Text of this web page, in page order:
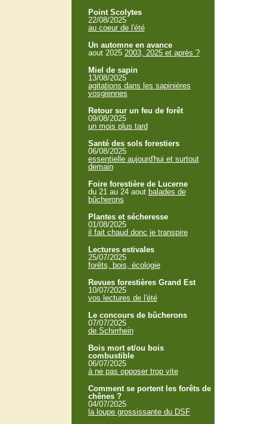
Point Scolytes
22/08/2025
au coeur de l'été
Un automne en avance
aout 2025 2003, 2025 et après ?
Miel de sapin
13/08/2025
agitations dans les sapinières
vosgiennes
Retour sur un feu de forêt
09/08/2025
un mois plus tard
Santé des sols forestiers
06/08/2025
essentielle aujourd'hui et surtout
demain
Foire forestière de Lucerne
du 21 au 24 aout balades de
bûcherons
Plantes et sécheresse
01/08/2025
il fait chaud donc je transpire
Lectures estivales
25/07/2025
forêts, bois, écologie
Revues forestières Grand Est
10/07/2025
vos lectures de l'été
Le concours de bûcherons
07/07/2025
de Schirrhein
Bois mort et/ou bois
combustible
06/07/2025
à ne pas opposer trop vite
Comment se portent les forêts de
chênes ?
04/07/2025
la loupe grossissante du DSF